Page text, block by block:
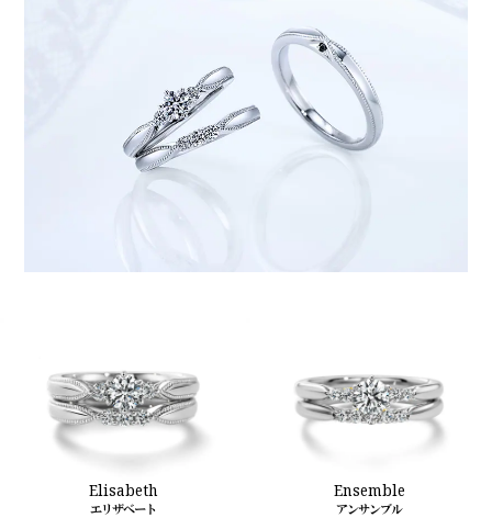
Elisabeth
エリザベート
Ensemble
アンサンブル